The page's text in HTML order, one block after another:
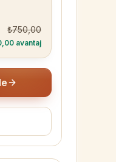
₺750,00
avantaj